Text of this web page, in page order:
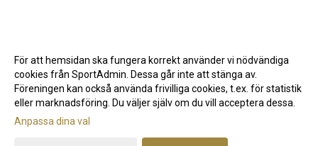
Gå till Webbversion
För att hemsidan ska fungera korrekt använder vi nödvändiga
cookies från SportAdmin. Dessa går inte att stänga av.
Föreningen kan också använda frivilliga cookies, t.ex. för statistik
eller marknadsföring. Du väljer själv om du vill acceptera dessa.
Anpassa dina val